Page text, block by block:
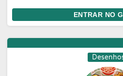
ENTRAR NO